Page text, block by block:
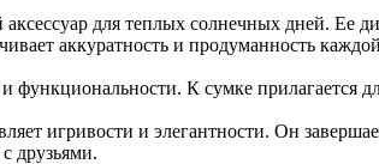
для теплых солнечных дней. Ее
аккуратность и продуманность
функциональности. К сумке
игривости и элегантности. Он
друзьями.